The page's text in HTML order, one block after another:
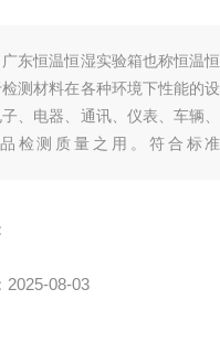
广东恒温恒湿实验箱也称恒温
测材料在各种环境下性能的
、电器、通讯、仪表、车辆
检测质量之用。符合标准
2025-08-03